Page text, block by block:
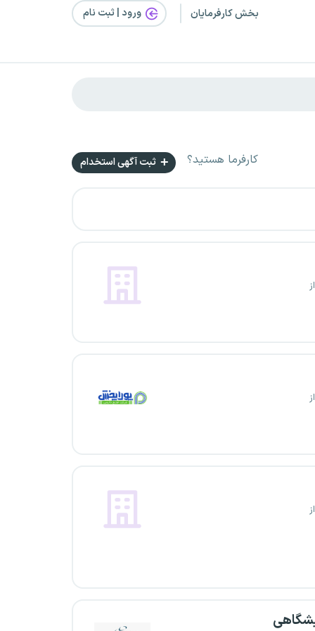
بخش کارفرمایان ورود | ثبت‌ نام
کارفرما هستید؟ ثبت آگهی استخدام